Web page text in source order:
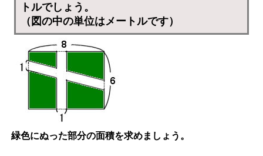
トルでしょう。
（図の中の単位はメートルです）
緑色にぬった部分の面積を求めましょう。